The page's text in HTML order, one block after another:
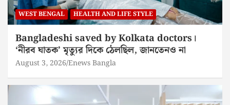
WEST BENGAL HEALTH AND LIFE STYLE
Bangladeshi saved by Kolkata doctors।
‘নীরব ঘাতক’ মৃত্যুর দিকে ঠেলছিল, জানতেনও না
August 3, 2026 Enews Bangla